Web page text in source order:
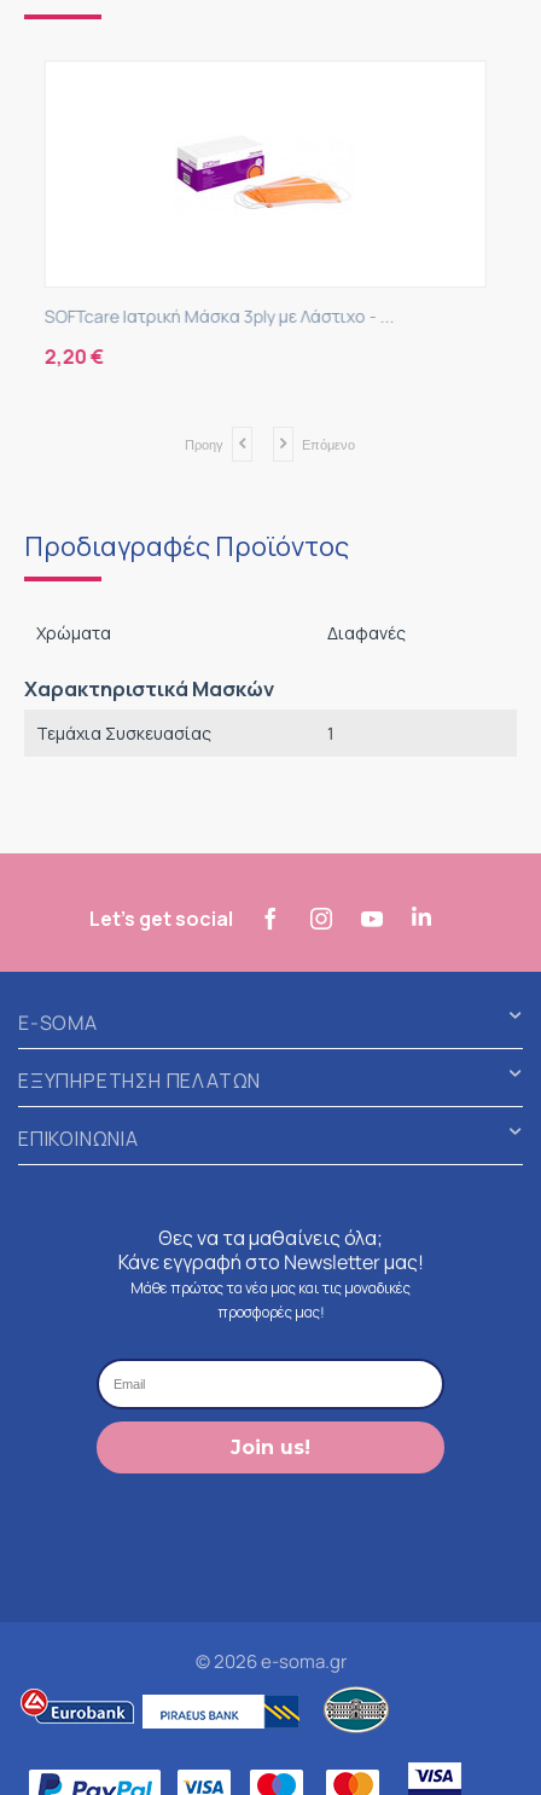
- ... SOFTcare Μάσκα 3ply Δετή Μπλε
Προηγ Επόμενο
Προδιαγραφές Προϊόντος
Χρώματα Διαφανές
Χαρακτηριστικά Μασκών
Τεμάχια Συσκευασίας 1
Let's get social
E-SOMA
ΕΞΥΠΗΡΕΤΗΣΗ ΠΕΛΑΤΩΝ
ΕΠΙΚΟΙΝΩΝΙΑ
Θες να τα μαθαίνεις όλα;
Κάνε εγγραφή στο Newsletter μας!
Μάθε πρώτος τα νέα μας και τις μοναδικές
προσφορές μας!
Join us!
© 2026 e-soma.gr